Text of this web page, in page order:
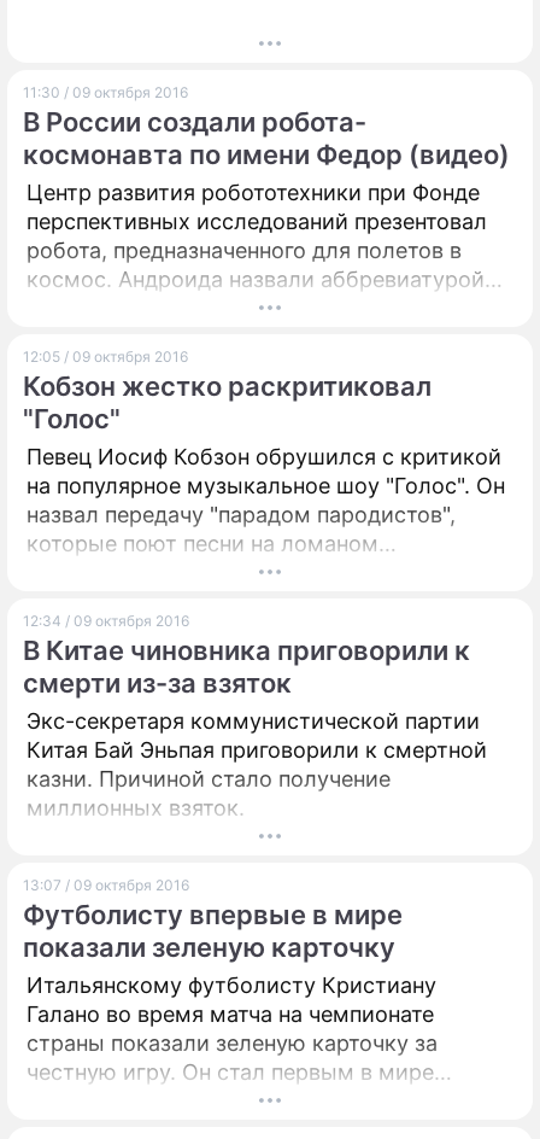
11:30 / 09 октября 2016
В России создали робота-
космонавта по имени Федор (видео)
Центр развития робототехники при Фонде
перспективных исследований презентовал
робота, предназначенного для полетов в
космос. Андроида назвали аббревиатурой
ФЕДОР, что расшифровывается как
демонстрационный объект исследований.
Робот может пилотировать космический
корабль, помогать космонавтам выполнять
различные работы и принимать
самостоятельные решения для выполнения
поставленной задачи. При этом управление
ФЕДОРом в любой момент может взять на
себя оператор, передает РИА Новости. В
андроида.
12:05 / 09 октября 2016
Кобзон жестко раскритиковал
"Голос"
Певец Иосиф Кобзон обрушился с критикой
на популярное музыкальное шоу "Голос". Он
назвал передачу "парадом пародистов",
которые поют песни на ломаном
12:34 / 09 октября 2016
В Китае чиновника приговорили к
смерти из-за взяток
Экс-секретаря коммунистической партии
Китая Бай Эньпая приговорили к смертной
казни. Причиной стало получение
миллионных взяток.
13:07 / 09 октября 2016
Футболисту впервые в мире
показали зеленую карточку
Итальянскому футболисту Кристиану
Галано во время матча на чемпионате
страны показали зеленую карточку за
честную игру. Он стал первым в мире
игроком. получившим такое "одобрение".